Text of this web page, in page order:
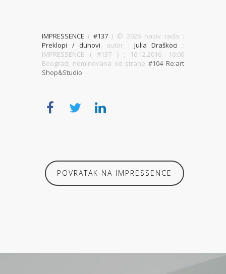
IMPRESSENCE (#137) © 2026 naziv rada :
Preklopi / duhovi, autor :Julia Draškoci ;
IMPRESSENCE ( #137 ) ; 16.12.2016. 16:00
Beograd; nominovana od strane#104 Re:art
Shop&Studio
POVRATAK NA IMPRESSENCE